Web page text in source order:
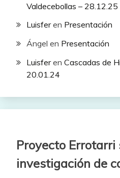
Valdecebollas – 28.12.25
Luisferen Presentación
Ángel en Presentación
Luisferen Cascadas de
20.01.24
Proyecto Errotarri
investigación de